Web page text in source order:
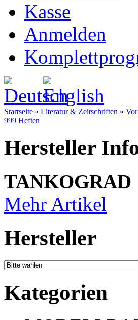
Kasse
Anmelden
Startseite » Literatur & Zeitschriften »
999 Heften
Hersteller
TANKOGRAD
Mehr Artikel
Hersteller
Kategorien